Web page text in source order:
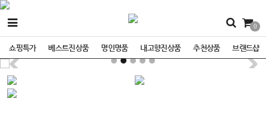
0
쇼핑특가 베스트진상품 명인명품 내고향진상품 추천상품 브랜드샵